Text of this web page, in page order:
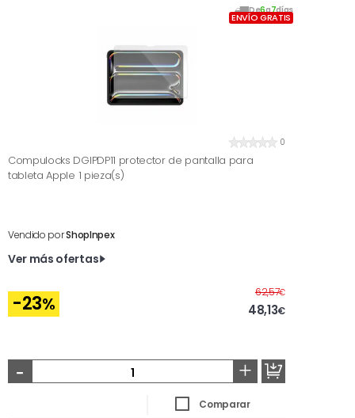
De6a7días
ENVÍO GRATIS
0
Compulocks DGIPDP11 protector de pantalla para
tableta Apple 1 pieza(s)
Vendido porShopInpex
Ver más ofertas
-23%
62,57€Antes
48,13€
- +
Comparar